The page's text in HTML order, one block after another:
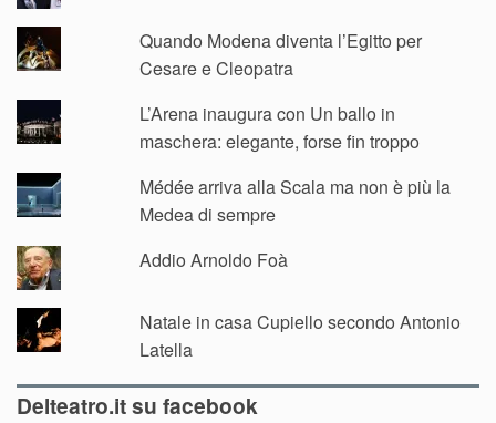
Quando Modena diventa l’Egitto per
Cesare e Cleopatra
L’Arena inaugura con Un ballo in
maschera: elegante, forse fin troppo
Médée arriva alla Scala ma non è più la
Medea di sempre
Addio Arnoldo Foà
Natale in casa Cupiello secondo Antonio
Latella
Delteatro.it su facebook